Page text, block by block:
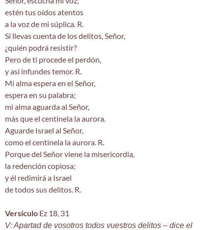
estén tus oídos atentos
a la voz de mi súplica. R.
Si llevas cuenta de los delitos, Señor,
¿quién podrá resistir?
Pero de ti procede el perdón,
y así infundes temor. R.
Mi alma espera en el Señor,
espera en su palabra;
mi alma aguarda al Señor,
más que el centinela la aurora.
Aguarde Israel al Señor,
como el centinela la aurora. R.
Porque del Señor viene la misericordia,
la redención copiosa;
y él redimirá a Israel
de todos sus delitos. R.
Versículo Ez 18, 31
V: Apartad de vosotros todos vuestros delitos – dice el